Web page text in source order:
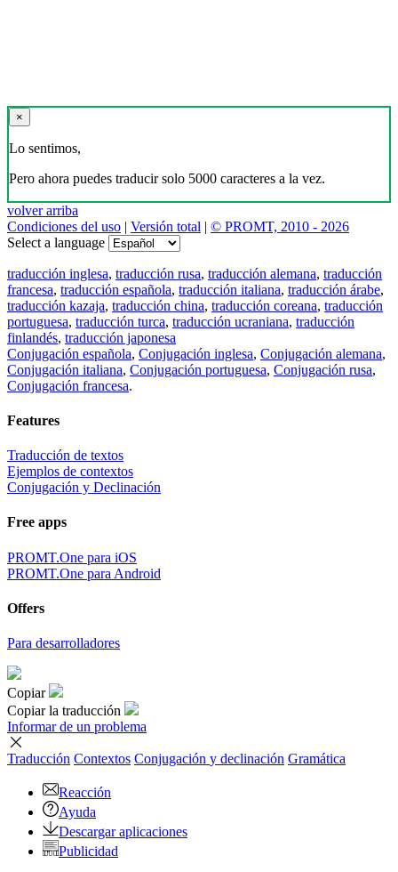
×
Lo sentimos,
Pero ahora puedes traducir solo 5000 caracteres a la vez.
volver arriba
Condiciones del uso | Versión total | © PROMT, 2010 - 2026
Select a language
traducción inglesa, traducción rusa, traducción alemana, traducción
francesa, traducción española, traducción italiana, traducción árabe,
traducción kazaja, traducción china, traducción coreana, traducción
portuguesa, traducción turca, traducción ucraniana, traducción
finlandés, traducción japonesa
Conjugación española, Conjugación inglesa, Conjugación alemana,
Conjugación italiana, Conjugación portuguesa, Conjugación rusa,
Conjugación francesa.
Features
Traducción de textos
Ejemplos de contextos
Conjugación y Declinación
Free apps
PROMT.One para iOS
PROMT.One para Android
Offers
Para desarrolladores
Copiar
Copiar la traducción
Informar de un problema
Traducción Contextos Conjugación y declinación Gramática
Reacción
Ayuda
Descargar aplicaciones
Publicidad